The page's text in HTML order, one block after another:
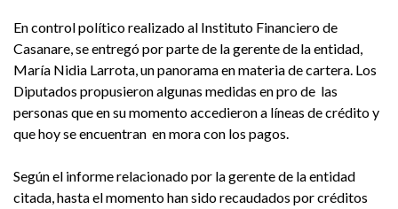
En control político realizado al Instituto Financiero de
Casanare, se entregó por parte de la gerente de la entidad,
María Nidia Larrota, un panorama en materia de cartera. Los
Diputados propusieron algunas medidas en pro de las
personas que en su momento accedieron a líneas de crédito y
que hoy se encuentran en mora con los pagos.
Según el informe relacionado por la gerente de la entidad
citada, hasta el momento han sido recaudados por créditos